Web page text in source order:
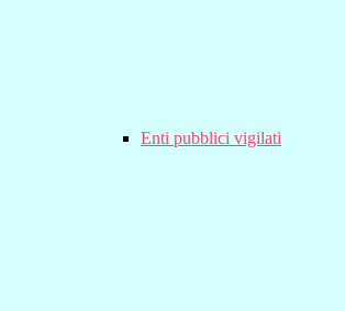
Enti pubblici vigilati